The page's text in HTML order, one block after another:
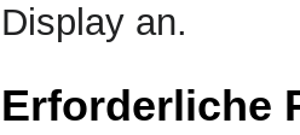
Display an.
Erforderliche